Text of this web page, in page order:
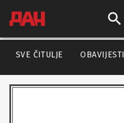
SVE ČITULJE OBAVIJESTI